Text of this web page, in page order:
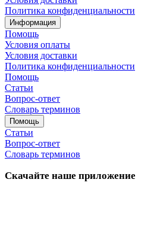
Политика конфиденциальности
Информация
Помощь
Условия оплаты
Условия доставки
Политика конфиденциальности
Помощь
Статьи
Вопрос-ответ
Словарь терминов
Помощь
Статьи
Вопрос-ответ
Словарь терминов
Скачайте наше приложение